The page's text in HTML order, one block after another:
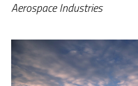
Aerospace Industries